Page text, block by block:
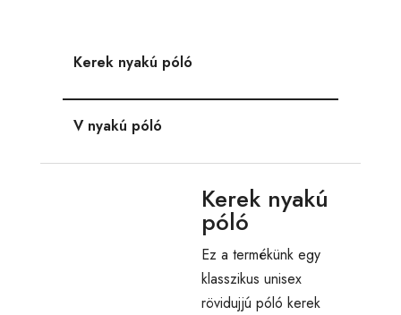
Kerek nyakú póló
V nyakú póló
Kerek nyakú
póló
Ez a termékünk egy
klasszikus unisex
rövidujjú póló kerek